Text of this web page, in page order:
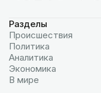
Разделы
Происшествия
Политика
Аналитика
Экономика
В мире